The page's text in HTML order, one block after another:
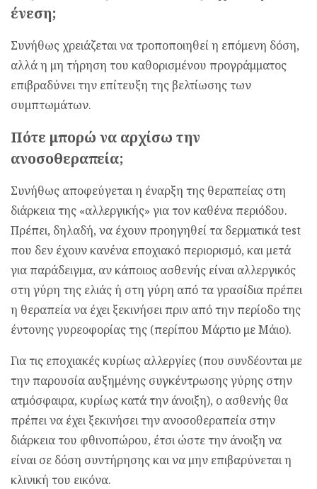
ένεση;
Συνήθως χρειάζεται να τροποποιηθεί η επόμενη δόση,
αλλά η μη τήρηση του καθορισμένου προγράμματος
επιβραδύνει την επίτευξη της βελτίωσης των
συμπτωμάτων.
Πότε μπορώ να αρχίσω την
ανοσοθεραπεία;
Συνήθως αποφεύγεται η έναρξη της θεραπείας στη
διάρκεια της «αλλεργικής» για τον καθένα περιόδου.
Πρέπει, δηλαδή, να έχουν προηγηθεί τα δερματικά test
που δεν έχουν κανένα εποχιακό περιορισμό, και μετά
για παράδειγμα, αν κάποιος ασθενής είναι αλλεργικός
στη γύρη της ελιάς ή στη γύρη από τα γρασίδια πρέπει
η θεραπεία να έχει ξεκινήσει πριν από την περίοδο της
έντονης γυρεοφορίας της (περίπου Μάρτιο με Μάιο).
Για τις εποχιακές κυρίως αλλεργίες (που συνδέονται με
την παρουσία αυξημένης συγκέντρωσης γύρης στην
ατμόσφαιρα, κυρίως κατά την άνοιξη), ο ασθενής θα
πρέπει να έχει ξεκινήσει την ανοσοθεραπεία στην
διάρκεια του φθινοπώρου, έτσι ώστε την άνοιξη να
είναι σε δόση συντήρησης και να μην επιβαρύνεται η
κλινική του εικόνα.